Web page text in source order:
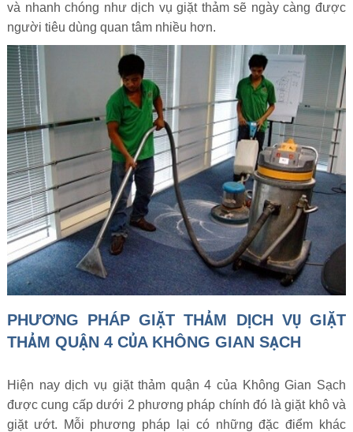
và nhanh chóng như dịch vụ giặt thảm sẽ ngày càng được
người tiêu dùng quan tâm nhiều hơn.
PHƯƠNG PHÁP GIẶT THẢM DỊCH VỤ GIẶT
THẢM QUẬN 4 CỦA KHÔNG GIAN SẠCH
Hiện nay dịch vụ giặt thảm quận 4 của Không Gian Sạch
được cung cấp dưới 2 phương pháp chính đó là giặt khô và
giặt ướt. Mỗi phương pháp lại có những đặc điểm khác